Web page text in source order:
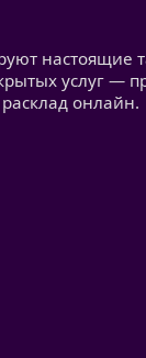
настоящие
услуг —
онлайн.